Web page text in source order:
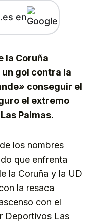
en
la Coruña
gol contra la
conseguir el
el extremo
Palmas.
los nombres
que enfrenta
la Coruña y la UD
la resaca
con el
Deportivos Las